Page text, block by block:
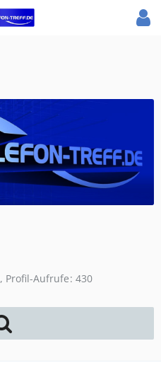
Profil-Aufrufe 430